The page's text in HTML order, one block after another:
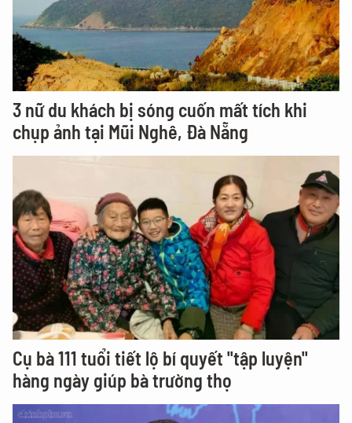
3 nữ du khách bị sóng cuốn mất tích khi
chụp ảnh tại Mũi Nghê, Đà Nẵng
Cụ bà 111 tuổi tiết lộ bí quyết "tập luyện"
hàng ngày giúp bà trường thọ